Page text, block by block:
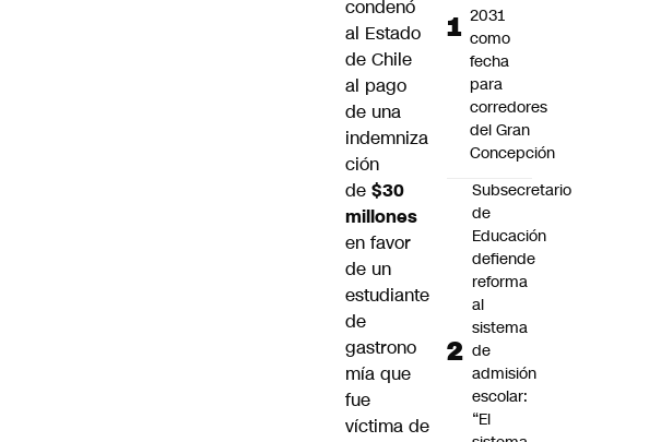
condenó
al Estado
de Chile
al pago
de una
indemniza
ción
de $30
millones
en favor
de un
estudiante
de
gastrono
mía que
fue
víctima de
2031
como
fecha
para
corredores
del Gran
Concepción
Subsecretario
de
Educación
defiende
reforma
al
sistema
de
admisión
escolar:
“El